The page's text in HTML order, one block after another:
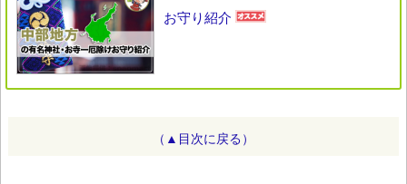
お守り紹介
（▲目次に戻る）